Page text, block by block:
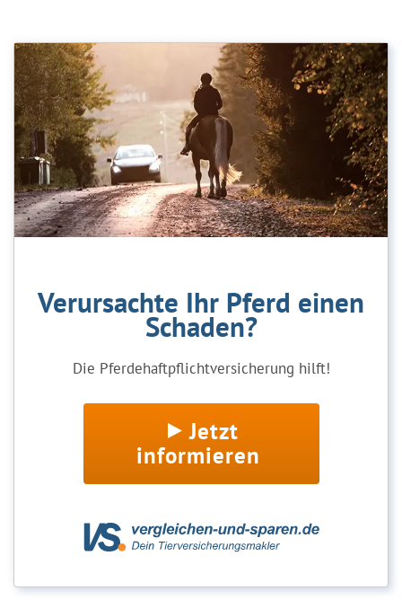
Verursachte Ihr Pferd einen
Schaden?
Die Pferdehaftpflichtversicherung hilft!
Jetzt
informieren